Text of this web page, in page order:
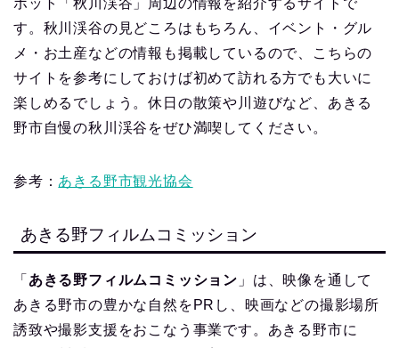
す。秋川渓谷の見どころはもちろん、イベント・グル
メ・お土産などの情報も掲載しているので、こちらの
サイトを参考にしておけば初めて訪れる方でも大いに
楽しめるでしょう。休日の散策や川遊びなど、あきる
野市自慢の秋川渓谷をぜひ満喫してください。
参考： あきる野市観光協会
あきる野フィルムコミッション
「 あきる野フィルムコミッション 」は、映像を通して
あきる野市の豊かな自然をPRし、映画などの撮影場所
誘致や撮影支援をおこなう事業です。あきる野市に